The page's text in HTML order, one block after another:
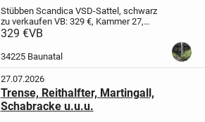
Stübben Scandica VSD-Sattel, schwarz
zu verkaufen VB: 329 €, Kammer 27,
Sitzfläche 17,5 Zoll
Beide Sättel sind in einem guten...
329 €VB
34225 Baunatal
27.07.2026
Trense, Reithalfter, Martingall,
Schabracke u.u.u.